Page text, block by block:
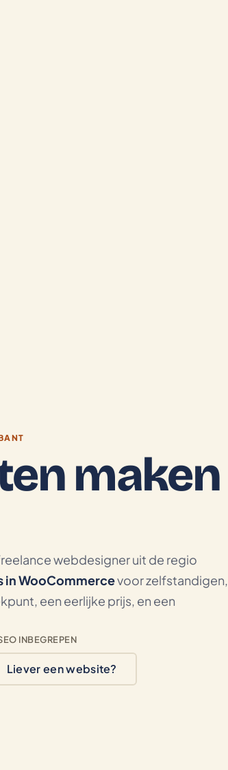
maken
webdesigner uit de regio
in WooCommercevoor zelfstandigen,
een eerlijke prijs, en een
INBEGREPEN
Liever een website?